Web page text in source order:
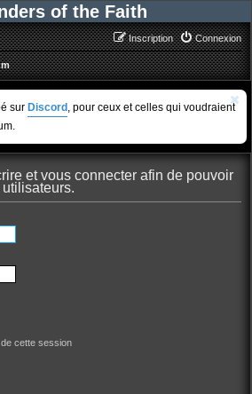
of the Faith
Connexion
Inscription
sur Discord , pour ceux et celles qui voudraient
et vous connecter afin de pouvoir
cette session